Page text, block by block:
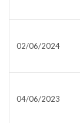
02/06/2024
04/06/2023